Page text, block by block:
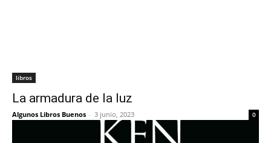
libros
La armadura de la luz
Algunos Libros Buenos - 3 junio, 2023 0